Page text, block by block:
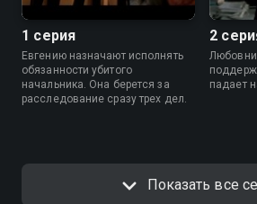
1 серия
Евгению назначают исполнять
обязанности убитого
начальника. Она берется за
расследование сразу трех дел.
2
падает
Показать все